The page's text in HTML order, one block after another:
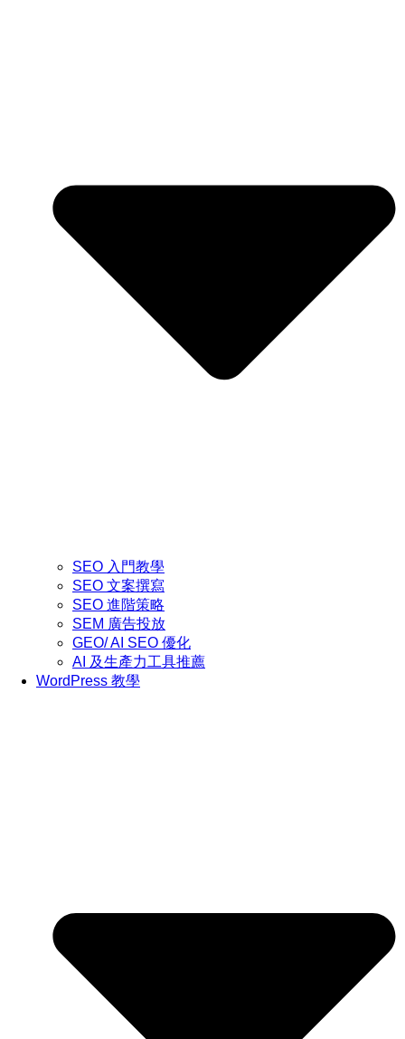
SEO 入門教學
SEO 文案撰寫
SEO 進階策略
SEM 廣告投放
GEO/ AI SEO 優化
AI 及生產力工具推薦
WordPress 教學